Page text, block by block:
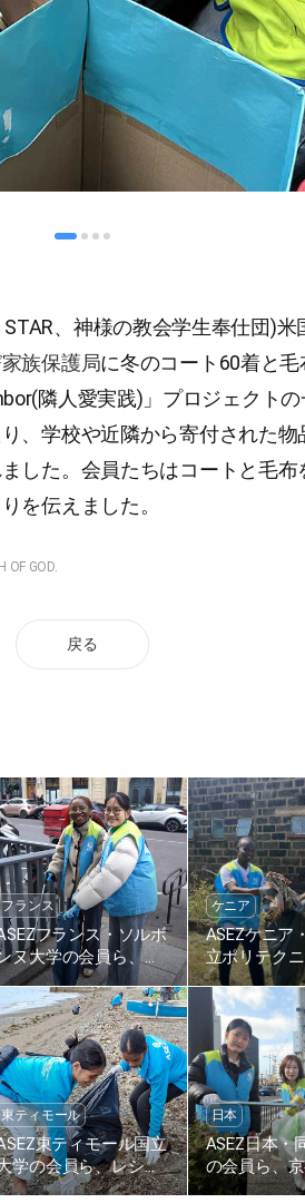
、神様の教会学生奉仕団)米
族保護局に冬のコート60着と
隣人愛実践)」プロジェクト
、学校や近隣から寄付された物
した。会員たちはコートと毛布
を伝えました。
OF GOD.
戻る
フランス
フランス・ソルボ
ヌ大学の会員ら、サ
・ミシェル街路美化
活動
ケニア
ASEZケニア
立ポリテク
の会員ら、
路沿いで環
を実施
東ティモール
東ティモール国立
学の会員ら、レシデ
広場周辺の海岸を清
日本
ASEZ日本・
の会員ら、京
条大橋周辺